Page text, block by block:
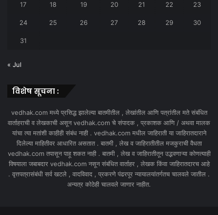
17 18 19 20 21 22 23
24 25 26 27 28 29 30
31
« Jul
विशेष सूचना :
vedhak.com मध्ये प्रसिद्ध झालेल्या बातमीतील , लेखांतील आणि पत्रांतील मते संबंधित
वार्ताहराची व लेखकाची असून vedhak.com चे संपादक , प्रकाशक आणि / अथवा मालक
यांचा त्या मतांशी काहीही संबंध नाही . vedhak.com मधील जाहिराती या जाहिरातदाराने
दिलेल्या माहितीवर आधारित असतात . बातमी , लेख व जाहिरातीतील मजकुराची वैधता
vedhak.com तपासून पाहू शकत नाही . बातमी , लेख व जाहिरातीतून उद्भवणाऱ्या कोणत्याही
विषयाला जबाबदार vedhak.com नसून संबंधित वार्ताहर , लेखक किंवा जाहिरातदारच आहे
. वृत्तपत्रासंबंधी सर्व खटले , वादविवाद , प्रकरणे पंढरपूर न्यायालयांतर्गतच चालवले जातील .
अन्यत्र कोठेही चालवले जाणार नाहीत.